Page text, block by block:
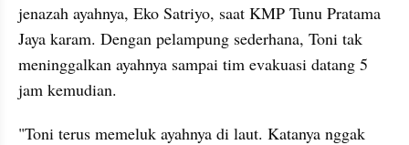
jenazah ayahnya, Eko Satriyo, saat KMP Tunu Pratama
Jaya karam. Dengan pelampung sederhana, Toni tak
meninggalkan ayahnya sampai tim evakuasi datang 5
jam kemudian.
"Toni terus memeluk ayahnya di laut. Katanya nggak